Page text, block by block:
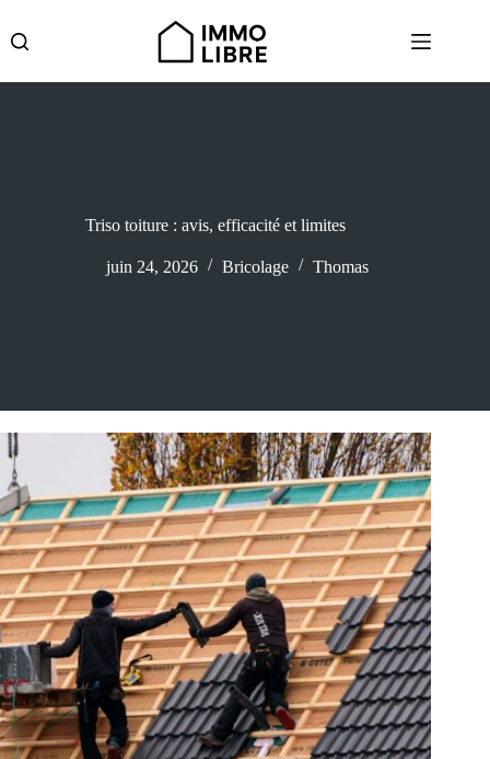
contenu
Triso toiture : avis, efficacité et limites
juin 24, 2026 Bricolage Thomas